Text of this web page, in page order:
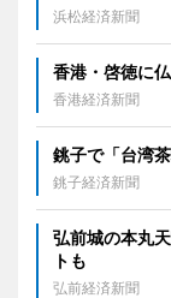
浜松経済新聞
香港・啓徳に
香港経済新聞
銚子で「台湾
銚子経済新聞
弘前城の本丸
トも
弘前経済新聞